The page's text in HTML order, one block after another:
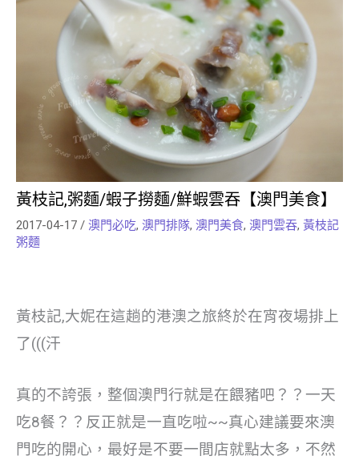
黃枝記,粥麵/蝦子撈麵/鮮蝦雲吞【澳門美食】
2017-04-17 / 澳門必吃, 澳門排隊, 澳門美食, 澳門雲吞, 黃枝記
粥麵
黃枝記,大妮在這趟的港澳之旅終於在宵夜場排上
了(((汗
真的不誇張，整個澳門行就是在餵豬吧？？一天
吃8餐？？反正就是一直吃啦~~真心建議要來澳
門吃的開心，最好是不要一間店就點太多，不然